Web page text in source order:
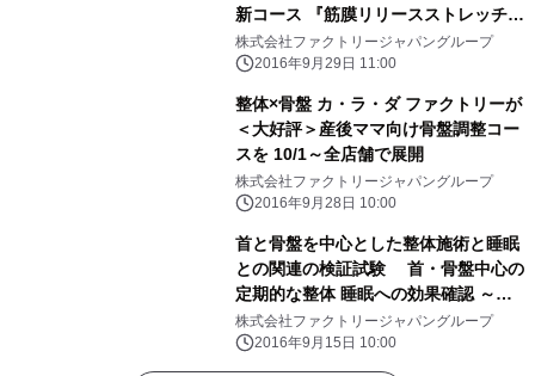
新コース 『筋膜リリースストレッチ』
を10月1日全店舗にて導入
株式会社ファクトリージャパングループ
2016年9月29日 11:00
整体×骨盤 カ・ラ・ダ ファクトリーが
＜大好評＞産後ママ向け骨盤調整コー
スを 10/1～全店舗で展開
株式会社ファクトリージャパングループ
2016年9月28日 10:00
首と骨盤を中心とした整体施術と睡眠
との関連の検証試験 首・骨盤中心の
定期的な整体 睡眠への効果確認 ～寝
つきの時間が短縮し、眠りも深くなる
～
株式会社ファクトリージャパングループ
2016年9月15日 10:00